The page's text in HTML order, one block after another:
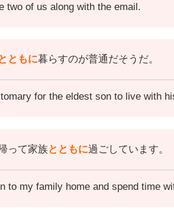
two of us along with the email.
とともに暮らすのが普通だそうだ。
for the eldest son to live with
って家族とともに過ごしています。
to my family home and spend time